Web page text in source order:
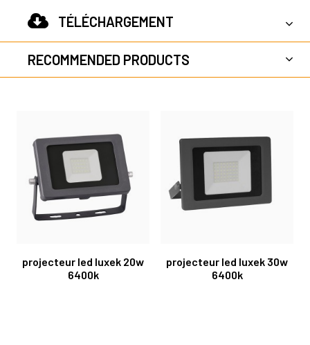
TÉLÉCHARGEMENT
RECOMMENDED PRODUCTS
projecteur led luxek 20w
6400k
projecteur led luxek 30w
6400k